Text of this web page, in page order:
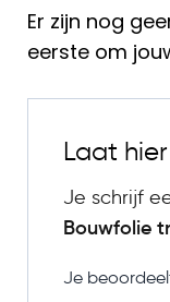
Er zijn nog
eerste om
Laat hier
Je schrijf
Bouwfolie
Je